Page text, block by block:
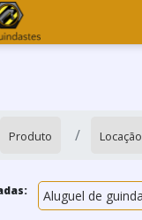
Produto
Aluguel de